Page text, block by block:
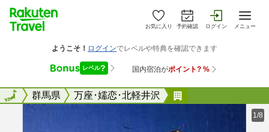
お気に入り 予約確認 ログイン メニュー
全国群馬県 万座･嬬恋･北軽井沢
全国
1/8